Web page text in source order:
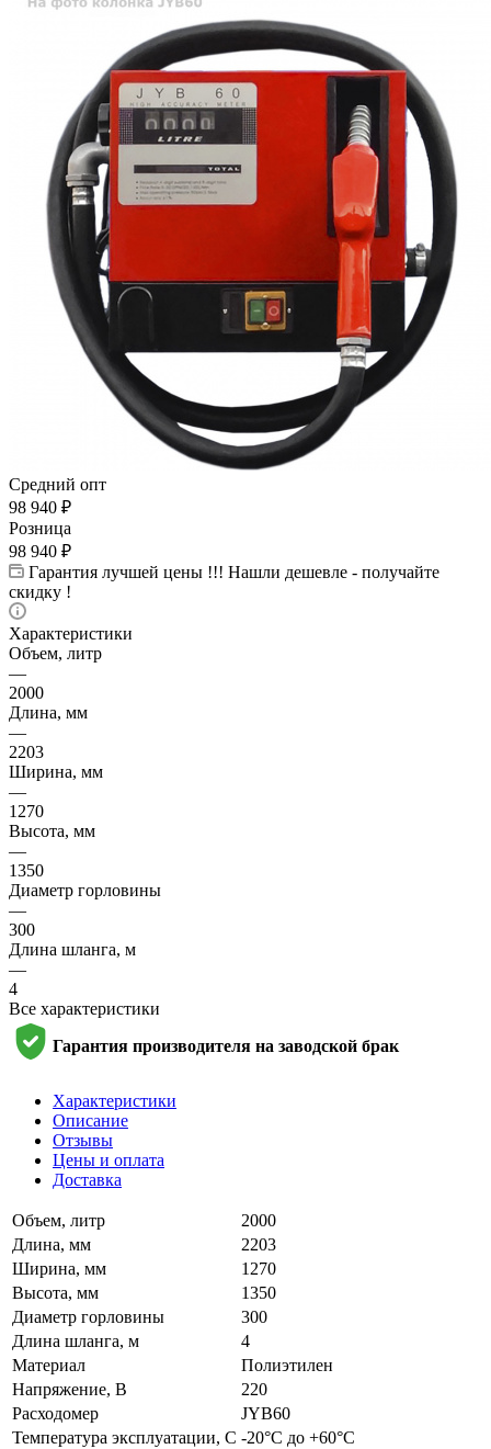
Средний опт
98 940 ₽
Розница
98 940 ₽
Гарантия лучшей цены !!! Нашли дешевле - получайте
скидку !
Характеристики
Объем, литр
—
2000
Длина, мм
—
2203
Ширина, мм
—
1270
Высота, мм
—
1350
Диаметр горловины
—
300
Длина шланга, м
—
4
Все характеристики
Гарантия производителя на заводской брак
Характеристики
Описание
Отзывы
Цены и оплата
Доставка
Объем, литр
2000
Длина, мм
2203
Ширина, мм
1270
Высота, мм
1350
Диаметр горловины
300
Длина шланга, м
4
Материал
Полиэтилен
Напряжение, В
220
Расходомер
JYB60
Температура эксплуатации, С -20°C до +60°C